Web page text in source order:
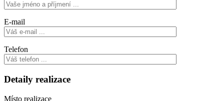
E-mail
Telefon
Detaily realizace
Místo realizace